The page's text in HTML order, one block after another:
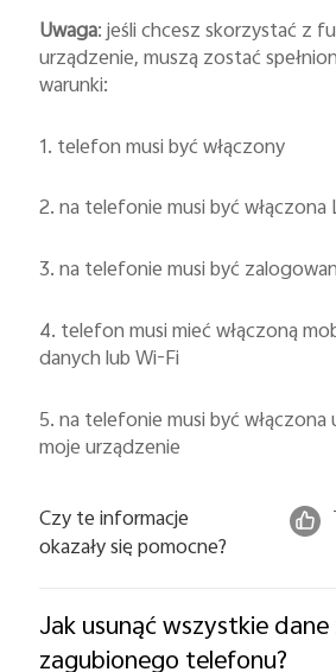
Uwaga: jeśli chcesz skorzystać z
urządzenie, muszą zostać
warunki:
1. telefon musi być włączony
2. na telefonie musi być włączona
3. na telefonie musi być
4. telefon musi mieć włączoną
danych lub Wi-Fi
5. na telefonie musi być włączona
moje urządzenie
Czy te informacje
okazały się pomocne?
Jak usunąć wszystkie
zagubionego telefonu?